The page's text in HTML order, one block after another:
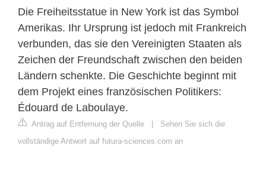
Die Freiheitsstatue in New York ist das Symbol
Amerikas. Ihr Ursprung ist jedoch mit Frankreich
verbunden, das sie den Vereinigten Staaten als
Zeichen der Freundschaft zwischen den beiden
Ländern schenkte. Die Geschichte beginnt mit
dem Projekt eines französischen Politikers:
Édouard de Laboulaye.
Antrag auf Entfernung der Quelle
Sehen Sie sich die
vollständige Antwort auf futura-sciences.com an